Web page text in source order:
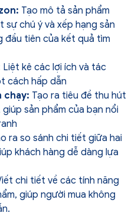
Tạo mô tả sản phẩm
sự chú ý và xếp hạng sản
đầu tiên của kết quả tìm
Liệt kê các lợi ích và tác
cách hấp dẫn
chạy: Tạo ra tiêu đề thu hút
sản phẩm của bạn nổi
ra so sánh chi tiết giữa hai
khách hàng dễ dàng lựa
chi tiết về các tính năng
giúp người mua không